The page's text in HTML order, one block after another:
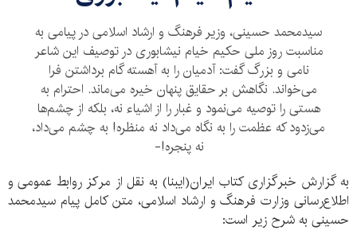
سیدمحمد حسینی، وزیر فرهنگ و ارشاد اسلامی در پیامی به
مناسبت روز ملی حکیم خیام نیشابوری در توصیف این شاعر
نامی و بزرگ گفت: آدمیان را به آهسته گام‌ برداشتن فرا
می‌خواند. نگاهش بر حقایق پنهان خیره می‌ماند. احترام به
هستی را توصیه می‌نمود و غبار را از اشیاء نه، بلکه از چشم‌ها
می‌زدود که عظمت را به نگاه می‌داد نه منظره! به چشم می‌داد،
نه پنجره!-
به گزارش خبرگزاری کتاب ایران(ایبنا) به نقل از مرکز روابط عمومی و
اطلاع‌رسانی وزارت فرهنگ و ارشاد اسلامی، متن کامل پیام سیدمحمد
حسینی به شرح زیر است: